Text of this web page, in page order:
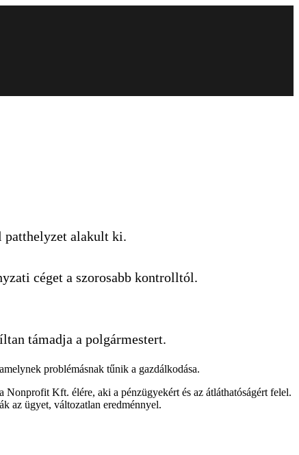
patthelyzet alakult ki.
céget a szorosabb kontrolltól.
támadja a polgármestert.
problémásnak tűnik a gazdálkodása.
Nonprofit Kft. élére, aki a pénzügyekért és az átláthatóságért felel.
az ügyet, változatlan eredménnyel.